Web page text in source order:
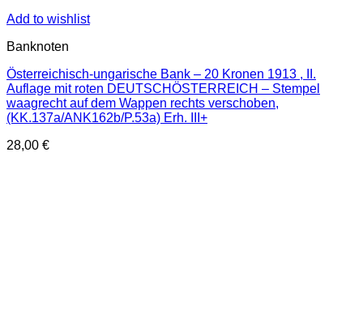
Add to wishlist
Banknoten
Österreichisch-ungarische Bank – 20 Kronen 1913 , II.
Auflage mit roten DEUTSCHÖSTERREICH – Stempel
waagrecht auf dem Wappen rechts verschoben,
(KK.137a/ANK162b/P.53a) Erh. III+
28,00 €